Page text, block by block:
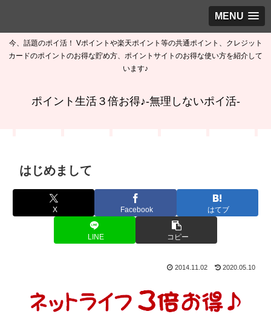
MENU
今、話題のポイ活！ Vポイントや楽天ポイント等の共通ポイント、クレジット
カードのポイントのお得な貯め方、ポイントサイトのお得な使い方を紹介して
います♪
ポイント生活３倍お得♪-無理しないポイ活-
はじめまして
X Facebook はてブ
LINE コピー
2014.11.02 2020.05.10